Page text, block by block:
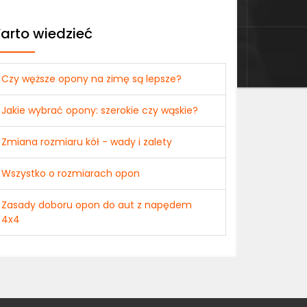
wiedzieć
Czy węższe opony na zimę są lepsze?
Jakie wybrać opony: szerokie czy wąskie?
Zmiana rozmiaru kół - wady i zalety
Wszystko o rozmiarach opon
Zasady doboru opon do aut z napędem
4x4